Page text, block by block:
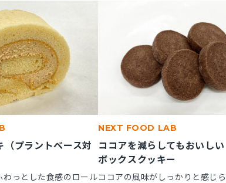
。この2つの製品につい
プラントベース対
わっとした食感のロール
NEXT FOOD LAB
ココアを減らしてもおいし
ボックスクッキー
ココアの風味がしっかりと感じ